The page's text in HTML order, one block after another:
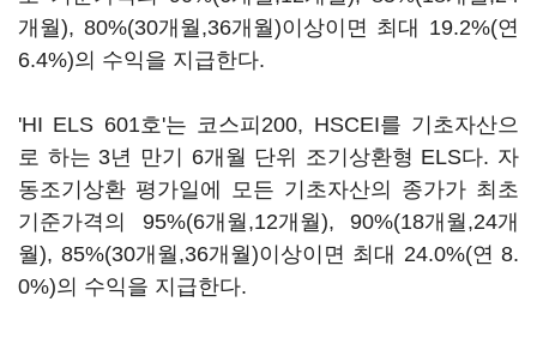
개월), 80%(30개월,36개월)이상이면 최대 19.2%(연
6.4%)의 수익을 지급한다.
'HI ELS 601호'는 코스피200, HSCEI를 기초자산으
로 하는 3년 만기 6개월 단위 조기상환형 ELS다. 자
동조기상환 평가일에 모든 기초자산의 종가가 최초
기준가격의 95%(6개월,12개월), 90%(18개월,24개
월), 85%(30개월,36개월)이상이면 최대 24.0%(연 8.
0%)의 수익을 지급한다.